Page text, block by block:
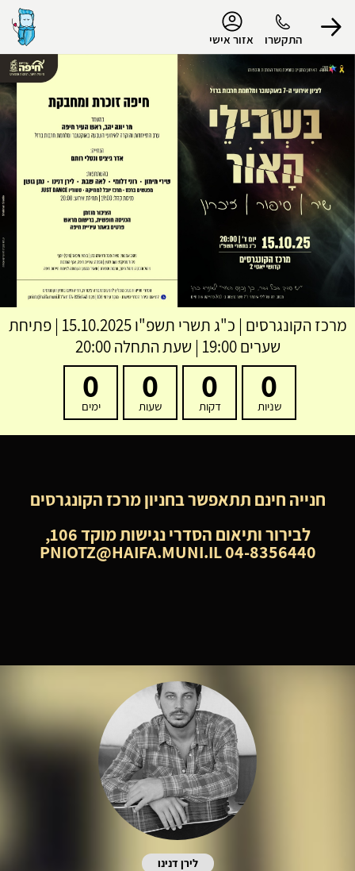
התקשרו אזור אישי
הפרופיל שלי
מרכז הקונגרסים | כ"ג תשרי תשפ"ו
15.10.2025 | פתיחת
שערים 19:00 | שעת התחלה 20:00
0
שניות
0
דקות
0
שעות
0
ימים
חנייה חינם תתאפשר בחניון מרכז הקונגרסים
לבירור ותיאום הסדרי נגישות מוקד 106,
PNIOTZ@HAIFA.MUNI.IL 04-8356440
לירן דנינו